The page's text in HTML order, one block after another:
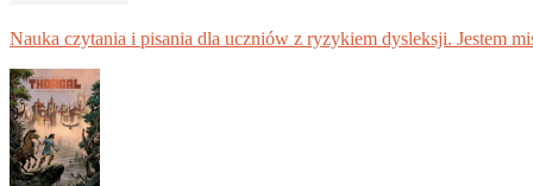
Nauka czytania i pisania dla uczniów z ryzykiem dysleksji. Jestem